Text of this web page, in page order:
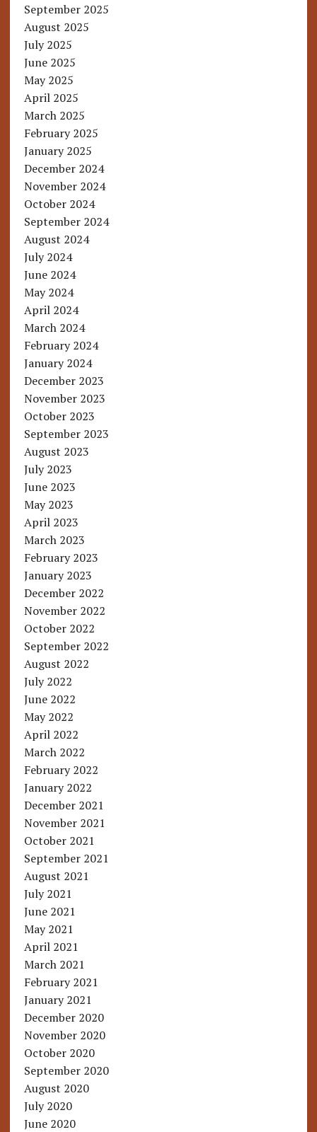
September 2025
August 2025
July 2025
June 2025
May 2025
April 2025
March 2025
February 2025
January 2025
December 2024
November 2024
October 2024
September 2024
August 2024
July 2024
June 2024
May 2024
April 2024
March 2024
February 2024
January 2024
December 2023
November 2023
October 2023
September 2023
August 2023
July 2023
June 2023
May 2023
April 2023
March 2023
February 2023
January 2023
December 2022
November 2022
October 2022
September 2022
August 2022
July 2022
June 2022
May 2022
April 2022
March 2022
February 2022
January 2022
December 2021
November 2021
October 2021
September 2021
August 2021
July 2021
June 2021
May 2021
April 2021
March 2021
February 2021
January 2021
December 2020
November 2020
October 2020
September 2020
August 2020
July 2020
June 2020